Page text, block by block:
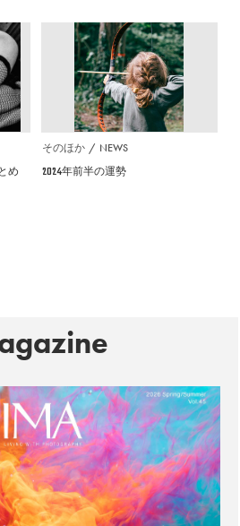
め
そのほか NEWS
2024年前半の運勢